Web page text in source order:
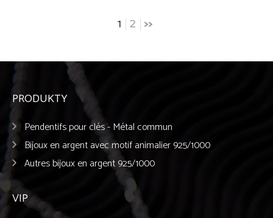
1 2 >>
PRODUKTY
Pendentifs pour clés - Métal commun
Bijoux en argent avec motif animalier 925/1000
Autres bijoux en argent 925/1000
VIP